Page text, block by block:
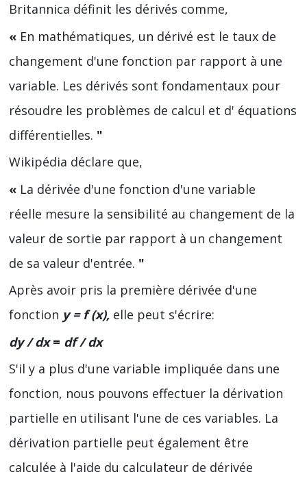
Britannica définit les dérivés comme,
« En mathématiques, un dérivé est le taux de
changement d'une fonction par rapport à une
variable. Les dérivés sont fondamentaux pour
résoudre les problèmes de calcul et d' équations
différentielles. "
Wikipédia déclare que,
« La dérivée d'une fonction d'une variable
réelle mesure la sensibilité au changement de la
valeur de sortie par rapport à un changement
de sa valeur d'entrée. "
Après avoir pris la première dérivée d'une
fonction y = f (x), elle peut s'écrire:
dy / dx= df / dx
S'il y a plus d'une variable impliquée dans une
fonction, nous pouvons effectuer la dérivation
partielle en utilisant l'une de ces variables. La
dérivation partielle peut également être
calculée à l'aide du calculateur de dérivée